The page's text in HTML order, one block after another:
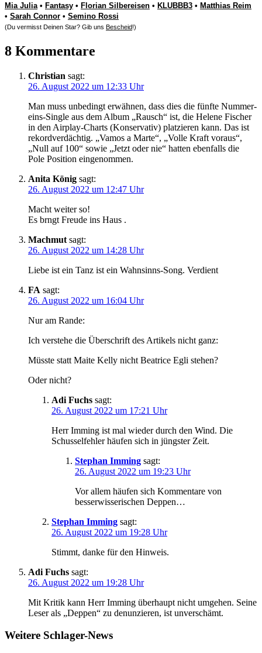
Mia Julia • Fantasy • Florian Silbereisen • KLUBBB3 • Matthias Reim
• Sarah Connor • Semino Rossi
(Du vermisst Deinen Star? Gib uns Bescheid!)
8 Kommentare
Christian sagt:
26. August 2022 um 12:33 Uhr
Man muss unbedingt erwähnen, dass dies die fünfte Nummer-
eins-Single aus dem Album „Rausch“ ist, die Helene Fischer
in den Airplay-Charts (Konservativ) platzieren kann. Das ist
rekordverdächtig. „Vamos a Marte“, „Volle Kraft voraus“,
„Null auf 100“ sowie „Jetzt oder nie“ hatten ebenfalls die
Pole Position eingenommen.
Anita König sagt:
26. August 2022 um 12:47 Uhr
Macht weiter so!
Es brngt Freude ins Haus .
Machmut sagt:
26. August 2022 um 14:28 Uhr
Liebe ist ein Tanz ist ein Wahnsinns-Song. Verdient
FA sagt:
26. August 2022 um 16:04 Uhr
Nur am Rande:
Ich verstehe die Überschrift des Artikels nicht ganz:
Müsste statt Maite Kelly nicht Beatrice Egli stehen?
Oder nicht?
Adi Fuchs sagt:
26. August 2022 um 17:21 Uhr
Herr Imming ist mal wieder durch den Wind. Die
Schusselfehler häufen sich in jüngster Zeit.
Stephan Imming sagt:
26. August 2022 um 19:23 Uhr
Vor allem häufen sich Kommentare von
besserwisserischen Deppen…
Stephan Imming sagt:
26. August 2022 um 19:28 Uhr
Stimmt, danke für den Hinweis.
Adi Fuchs sagt:
26. August 2022 um 19:28 Uhr
Mit Kritik kann Herr Imming überhaupt nicht umgehen. Seine
Leser als „Deppen“ zu denunzieren, ist unverschämt.
Weitere Schlager-News